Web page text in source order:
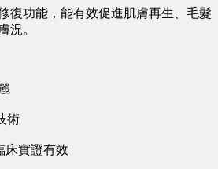
復功能，能有效促進肌膚再生、毛髮
況。
術
床實證有效